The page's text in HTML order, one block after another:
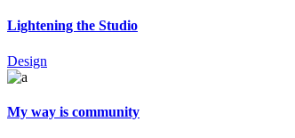
Lightening the Studio
Design
My way is community